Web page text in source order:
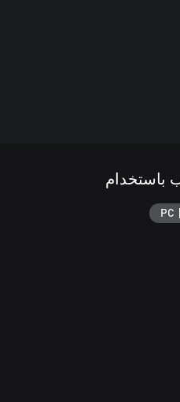
باستخدام
PC